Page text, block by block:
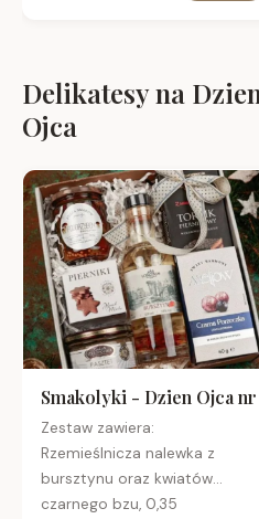
Delikatesy na
Ojca
Smakolyki - Dzien Ojca nr
Zestaw zawiera:
Rzemieślnicza nalewka z
bursztynu oraz kwiatów
czarnego bzu, 0,35